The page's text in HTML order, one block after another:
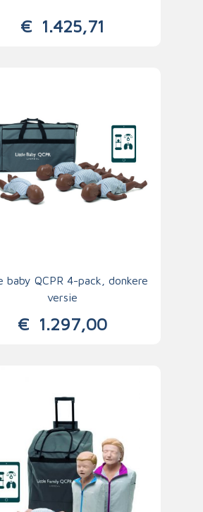
€1.425,71
baby QCPR 4-pack, donkere
versie
€1.297,00